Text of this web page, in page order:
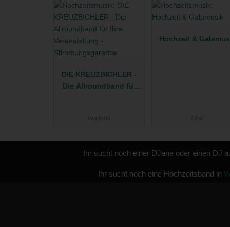
DIE KREUZBICHLER -
Die Allroundband für
Hochzeit &
Ihr sucht noch einer DJane oder einen DJ
Ihr sucht noch eine Hochzeitsband in